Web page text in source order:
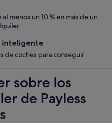
menos un 10 % en más de un
inteligente
de coches para conseguir
sobre los
de Payless